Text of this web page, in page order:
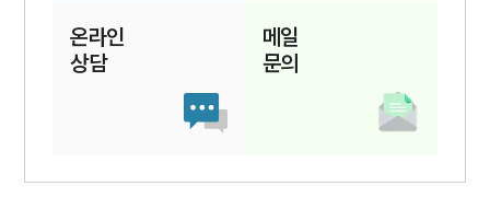
온라인
상담
메일
문의